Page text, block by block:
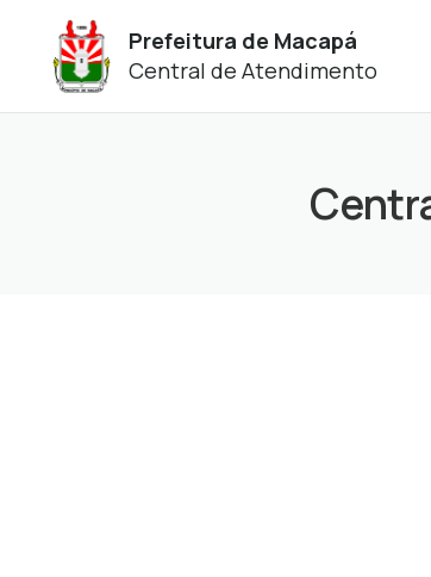
Prefeitura de Macapá
Central de Atendimento